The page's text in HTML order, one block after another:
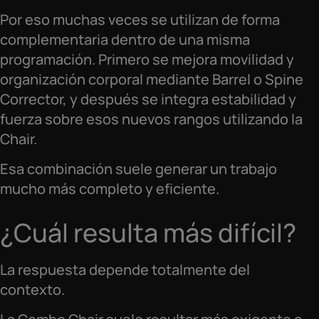
Por eso muchas veces se utilizan de forma
complementaria dentro de una misma
programación. Primero se mejora movilidad y
organización corporal mediante Barrel o Spine
Corrector, y después se integra estabilidad y
fuerza sobre esos nuevos rangos utilizando la
Chair.
Esa combinación suele generar un trabajo
mucho más completo y eficiente.
¿Cuál resulta más difícil?
La respuesta depende totalmente del
contexto.